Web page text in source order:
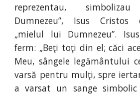
reprezentau,
Dumnezeu”, Isus Cristos
„mielul lui Dumnezeu”.
ferm: „Beţi toţi din el; căci
Meu, sângele legământului
varsă pentru mulţi, spre
a varsat un sange